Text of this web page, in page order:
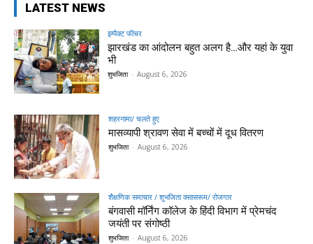
LATEST NEWS
इम्पैक्ट फीचर
झारखंड का आंदोलन बहुत अलग है…और यहां के युवा
भी
शुभजिता - August 6, 2026
शहरनामा/ चलते हुए
मासव्यापी श्रावण सेवा में बच्चों में दूध वितरण
शुभजिता - August 6, 2026
शैक्षणिक समाचार / शुभजिता क्सासरूम/ रोजगार
बंगवासी मॉर्निंग कॉलेज के हिंदी विभाग में प्रेमचंद
जयंती पर संगोष्ठी
शुभजिता - August 6, 2026